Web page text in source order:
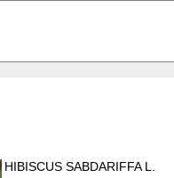
HIBISCUS SABDARIFFA L.